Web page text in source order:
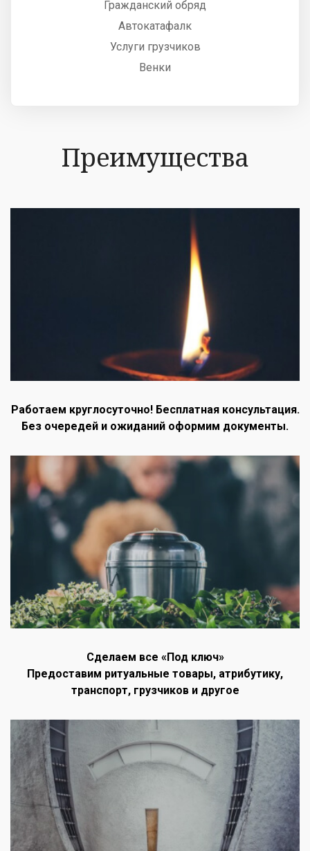
Гражданский обряд
Автокатафалк
Услуги грузчиков
Венки
Преимущества
Работаем круглосуточно! Бесплатная консультация.
Без очередей и ожиданий оформим документы.
Сделаем все «Под ключ»
Предоставим ритуальные товары, атрибутику,
транспорт, грузчиков и другое